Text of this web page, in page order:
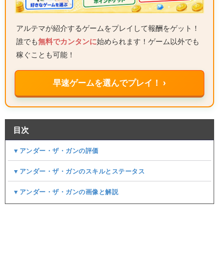
アルテマが紹介するゲームをプレイして報酬をゲット！
誰でも無料でカンタンに始められます！ゲーム以外でも
稼ぐことも可能！
早速ゲームを選んでプレイ！ ›
目次
▼アンダー・ザ・ガンの評価
▼アンダー・ザ・ガンのスキルとステータス
▼アンダー・ザ・ガンの画像と解説